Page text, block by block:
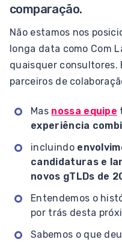
comparação.
Não estamos nos
longa data como Com
quaisquer consultores.
parceiros de
Mas nossa equipe
experiência
incluindo
candidaturas e
novos gTLDs de
Entendemos o
por trás desta
Sabemos o que